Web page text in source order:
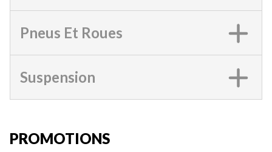
Pneus Et Roues
Suspension
PROMOTIONS